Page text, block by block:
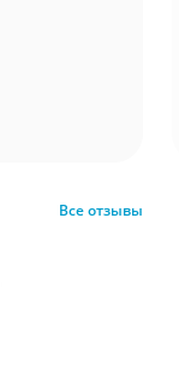
Все отзывы